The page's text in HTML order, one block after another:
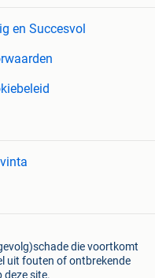
en Succesvol
die voortkomt
uit fouten of ontbrekende
site.